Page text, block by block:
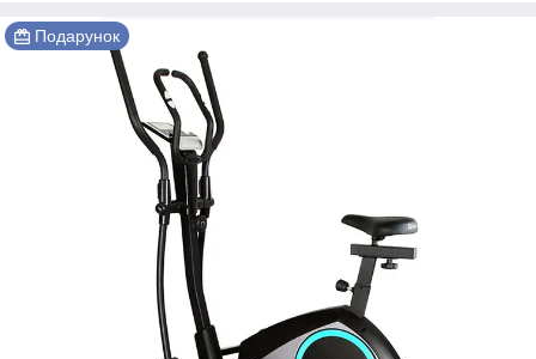
Подарунок